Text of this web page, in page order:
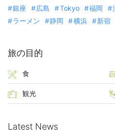
銀座
広島 Tokyo 福岡
ラーメン
静岡 横浜 新宿
旅の目的
食
観光
Latest News